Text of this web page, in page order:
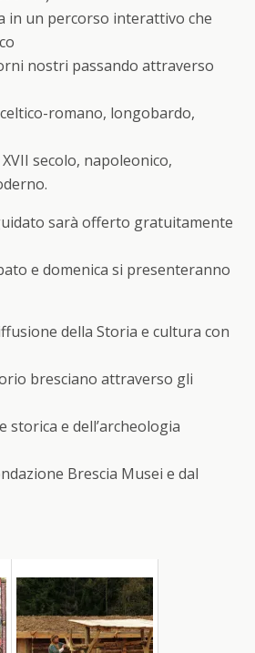
in un percorso interattivo che
nostri passando attraverso
romano, longobardo,
secolo, napoleonico,
sarà offerto gratuitamente
e domenica si presenteranno
della Storia e cultura con
bresciano attraverso gli
storica e dell’archeologia
Brescia Musei e dal